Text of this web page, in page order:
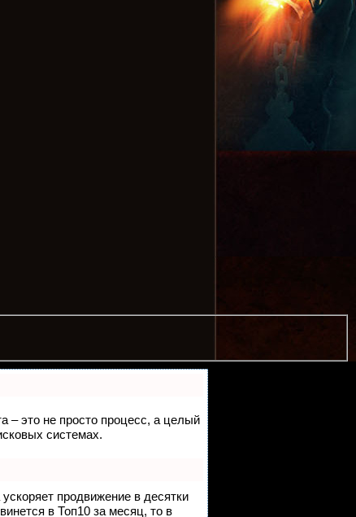
– это не просто процесс, а целый
системах.
ускоряет продвижение в десятки
в Топ10 за месяц, то в